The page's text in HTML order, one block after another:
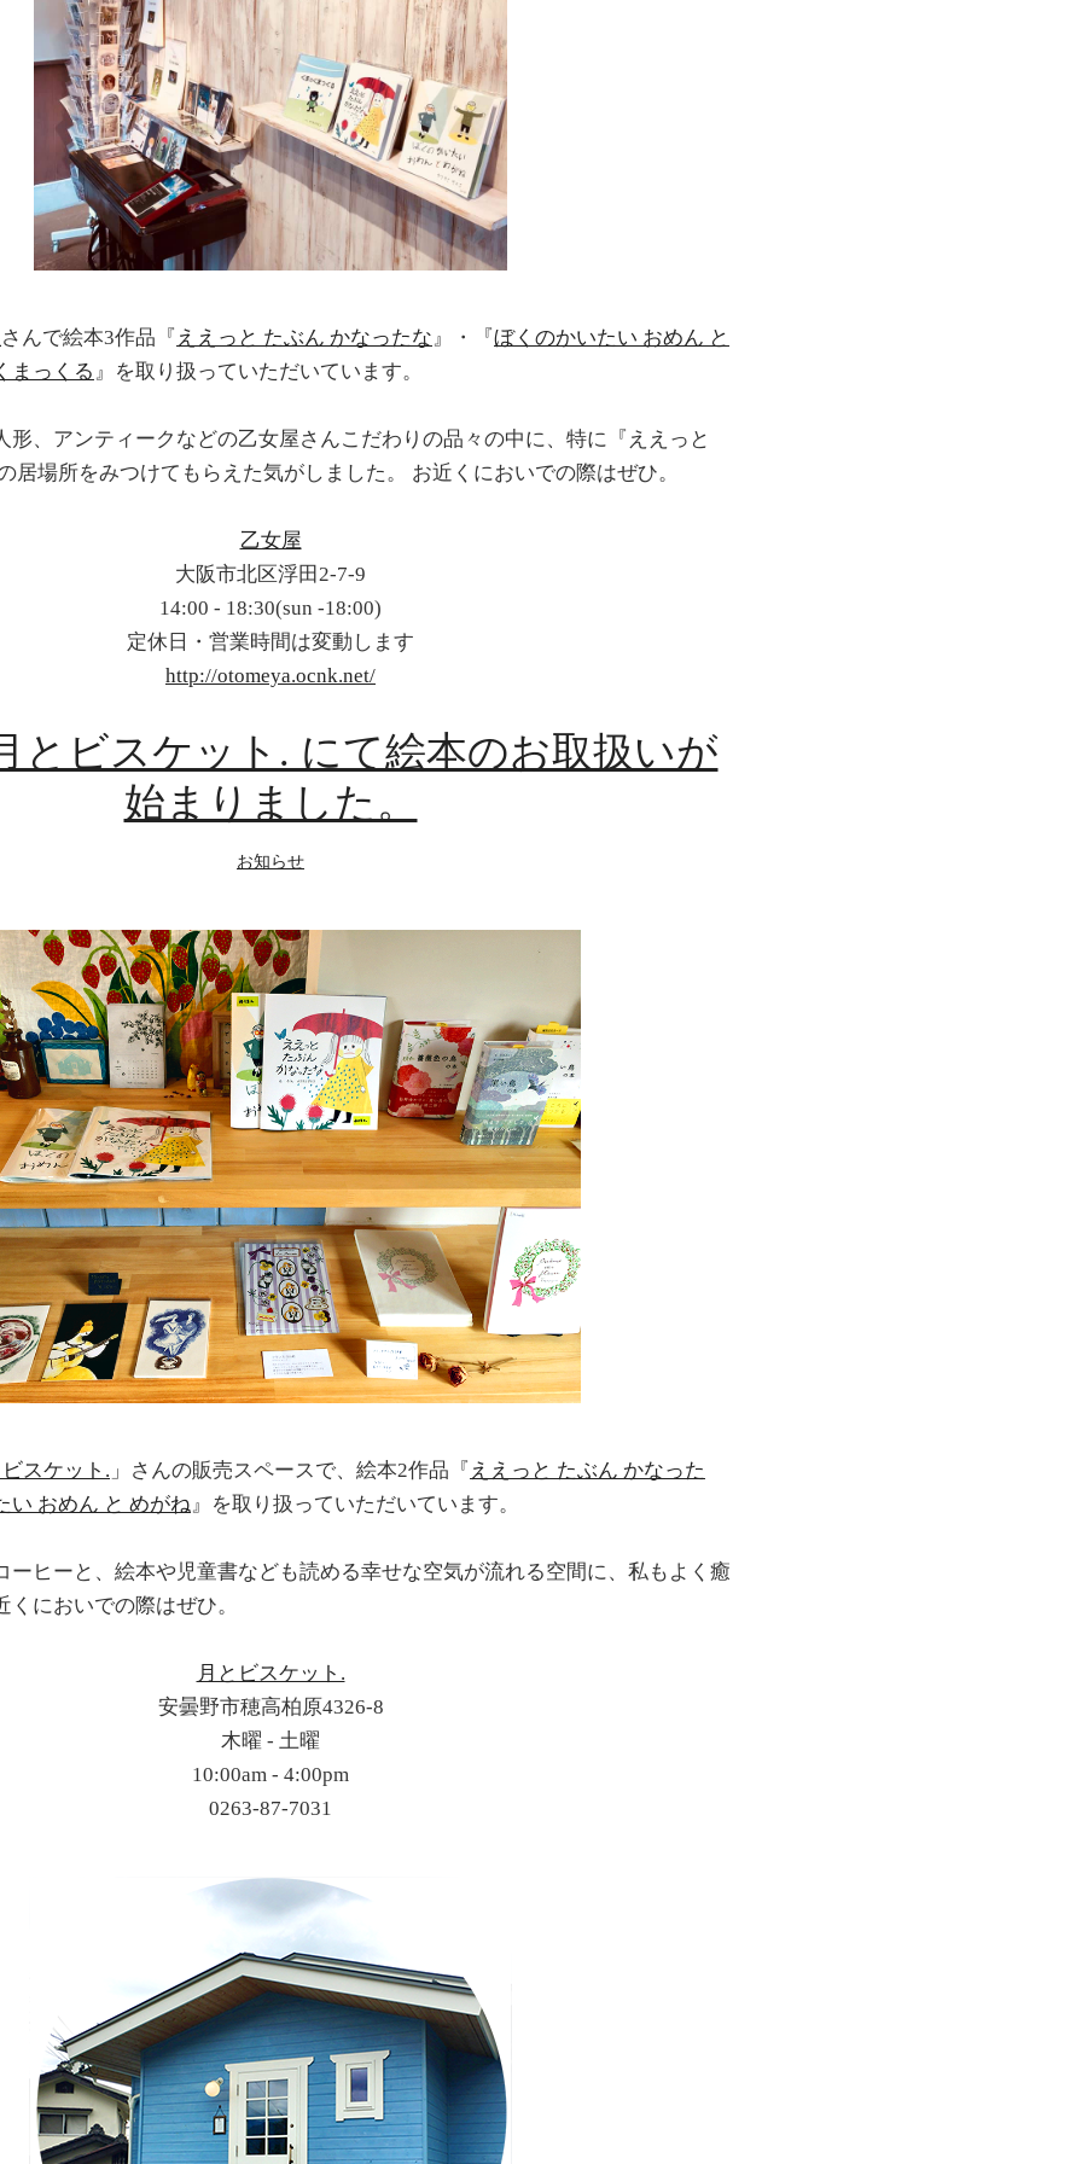
さんで絵本3作品『 ええっと たぶん かなったな』・『ぼくのかいたい おめん と
まっくる 』を取り扱っていただいています。
形、アンティークなどの乙女屋さんこだわりの品々の中に、特に『ええっと
居場所をみつけてもらえた気がしました。 お近くにおいでの際はぜひ。
乙女屋
大阪市北区浮田2-7-9
14:00 - 18:30(sun -18:00)
定休日・営業時間は変動します
http://otomeya.ocnk.net/
とビスケット. にて絵本のお取扱いが
始まりました。
お知らせ
スケット. 」さんの販売スペースで、絵本2作品『 ええっと たぶん かなった
い おめん と めがね』を取り扱っていただいています。
ーヒーと、絵本や児童書なども読める幸せな空気が流れる空間に、私もよく癒
においでの際はぜひ。
月とビスケット.
安曇野市穂高柏原4326-8
木曜 - 土曜
10:00am - 4:00pm
0263-87-7031